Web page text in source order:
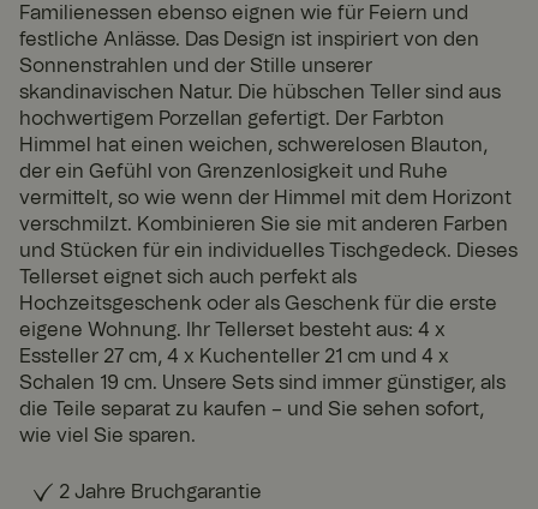
Familienessen ebenso eignen wie für Feiern und
festliche Anlässe. Das Design ist inspiriert von den
Sonnenstrahlen und der Stille unserer
skandinavischen Natur. Die hübschen Teller sind aus
hochwertigem Porzellan gefertigt. Der Farbton
Himmel hat einen weichen, schwerelosen Blauton,
der ein Gefühl von Grenzenlosigkeit und Ruhe
vermittelt, so wie wenn der Himmel mit dem Horizont
verschmilzt. Kombinieren Sie sie mit anderen Farben
und Stücken für ein individuelles Tischgedeck. Dieses
Tellerset eignet sich auch perfekt als
Hochzeitsgeschenk oder als Geschenk für die erste
eigene Wohnung. Ihr Tellerset besteht aus: 4 x
Essteller 27 cm, 4 x Kuchenteller 21 cm und 4 x
Schalen 19 cm. Unsere Sets sind immer günstiger, als
die Teile separat zu kaufen – und Sie sehen sofort,
wie viel Sie sparen.
2 Jahre Bruchgarantie